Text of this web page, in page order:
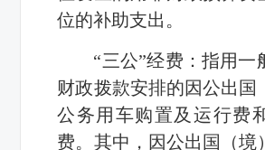
位的补助支出。
“三公”经费：指用一
财政拨款安排的因公出国
公务用车购置及运行费
费。其中，因公出国（境